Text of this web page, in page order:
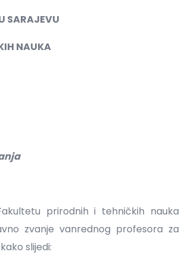
SARAJEVU
NAUKA
prirodnih i tehničkih nauka
zvanje vanrednog profesora za
slijedi: